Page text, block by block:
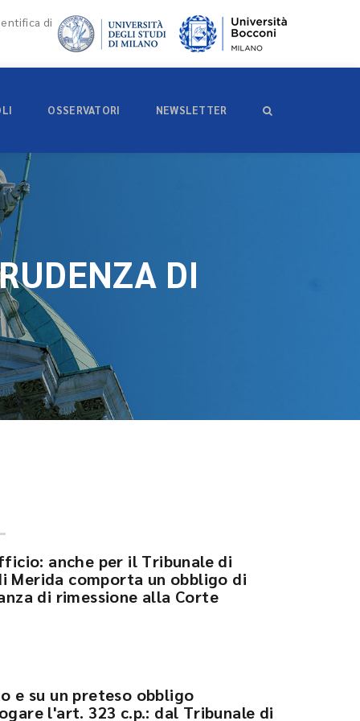
di
OSSERVATORI NEWSLETTER
DI
anche per il Tribunale di
Merida comporta un obbligo di
di rimessione alla Corte
e su un preteso obbligo
l'art. 323 c.p.: dal Tribunale di